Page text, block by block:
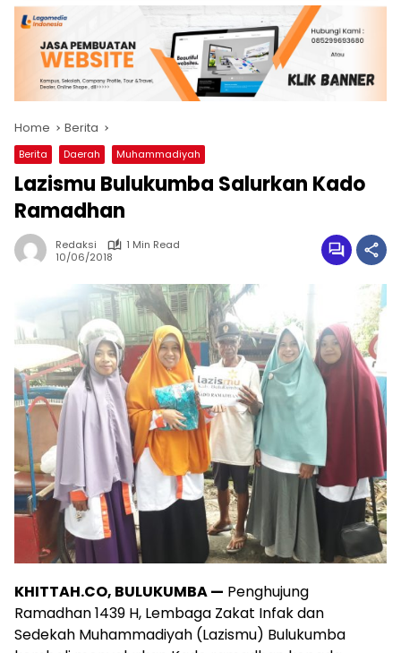
Home Berita
Berita Daerah Muhammadiyah
Lazismu Bulukumba Salurkan Kado
Ramadhan
Redaksi
1 Min Read
10/06/2018
KHITTAH.CO, BULUKUMBA — Penghujung
Ramadhan 1439 H, Lembaga Zakat Infak dan
Sedekah Muhammadiyah (Lazismu) Bulukumba